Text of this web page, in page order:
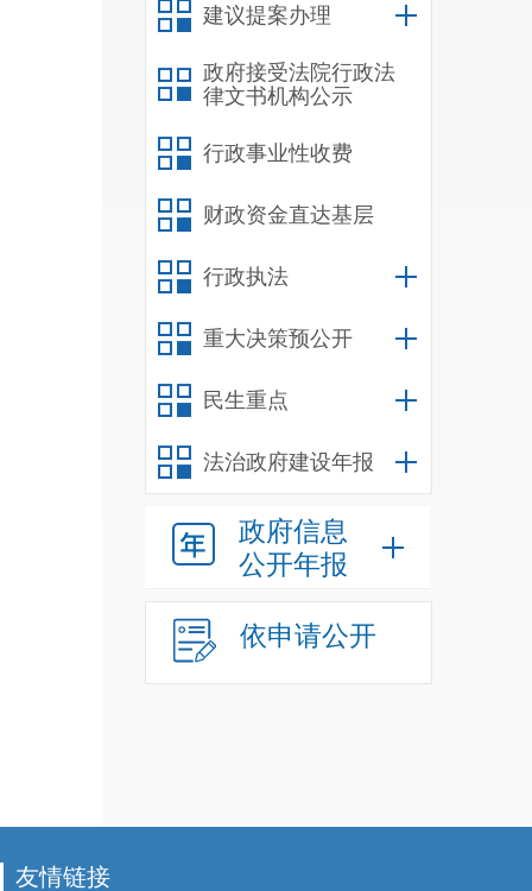
建议提案办理
政府接受法院行政法
律文书机构公示
行政事业性收费
财政资金直达基层
行政执法
重大决策预公开
民生重点
法治政府建设年报
政府信息
公开年报
依申请公开
友情链接